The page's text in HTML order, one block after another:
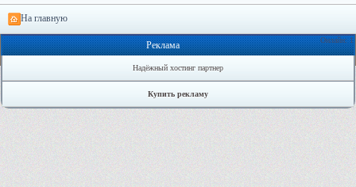
На главную
Онлайн: 1
Реклама
Надёжный хостинг партнер
Купить рекламу